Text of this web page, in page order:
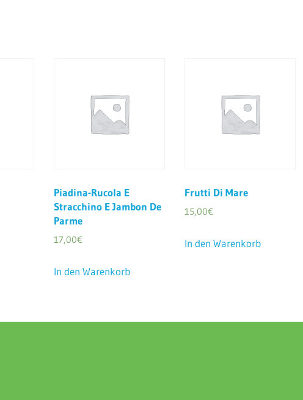
Piadina-Rucola E
Stracchino E Jambon De
Parme
17,00€
In den Warenkorb
Frutti Di Mare
15,00€
In den Warenkorb